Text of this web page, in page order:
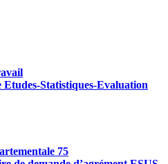
Etudes-Statistiques-Evaluation
75